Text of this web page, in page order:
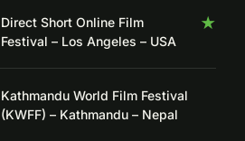
★
Direct Short Online Film
Festival – Los Angeles – USA
Kathmandu World Film Festival
(KWFF) – Kathmandu – Nepal